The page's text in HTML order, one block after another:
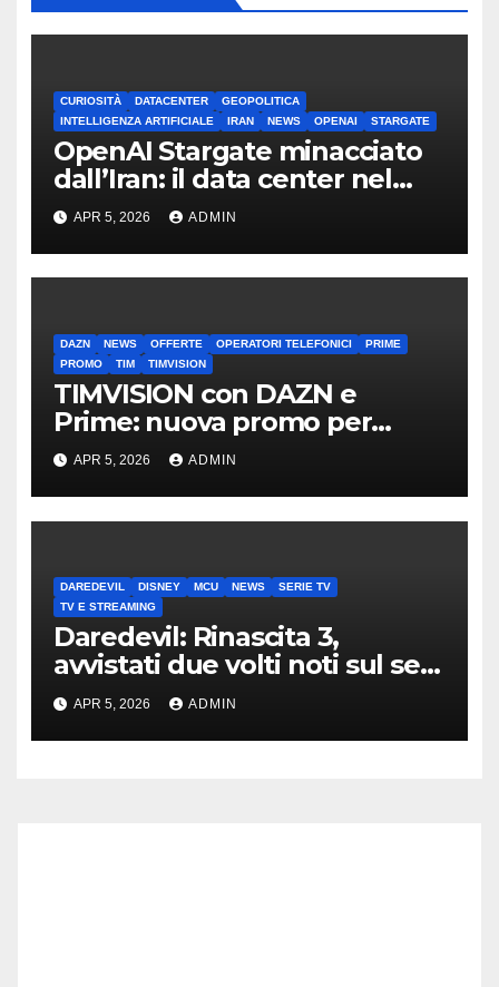
CURIOSITÀ DATACENTER
GEOPOLITICA
INTELLIGENZA ARTIFICIALE
IRAN NEWS OPENAI STARGATE
OpenAI Stargate minacciato
dall’Iran: il data center nel
mirino
APR 5, 2026 ADMIN
DAZN NEWS OFFERTE OPERATORI TELEFONICI
PRIME
PROMO
TIM TIMVISION
TIMVISION con DAZN e
Prime: nuova promo per
clienti TIM
APR 5, 2026 ADMIN
DAREDEVIL DISNEY MCU NEWS
SERIE TV
TV E STREAMING
Daredevil: Rinascita 3,
avvistati due volti noti sul set
di New York
APR 5, 2026 ADMIN